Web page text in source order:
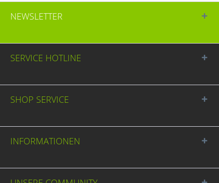
NEWSLETTER
SERVICE HOTLINE
SHOP SERVICE
INFORMATIONEN